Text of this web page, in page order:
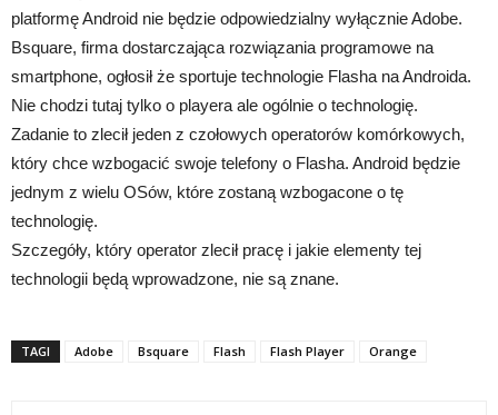
platformę Android nie będzie odpowiedzialny wyłącznie Adobe.
Bsquare, firma dostarczająca rozwiązania programowe na
smartphone, ogłosił że sportuje technologie Flasha na Androida.
Nie chodzi tutaj tylko o playera ale ogólnie o technologię.
Zadanie to zlecił jeden z czołowych operatorów komórkowych,
który chce wzbogacić swoje telefony o Flasha. Android będzie
jednym z wielu OSów, które zostaną wzbogacone o tę
technologię.
Szczegóły, który operator zlecił pracę i jakie elementy tej
technologii będą wprowadzone, nie są znane.
TAGI Adobe Bsquare Flash Flash Player Orange